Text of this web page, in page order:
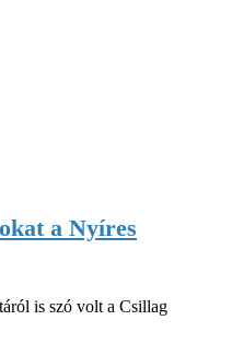
a Nyíres
is szó volt a Csillag